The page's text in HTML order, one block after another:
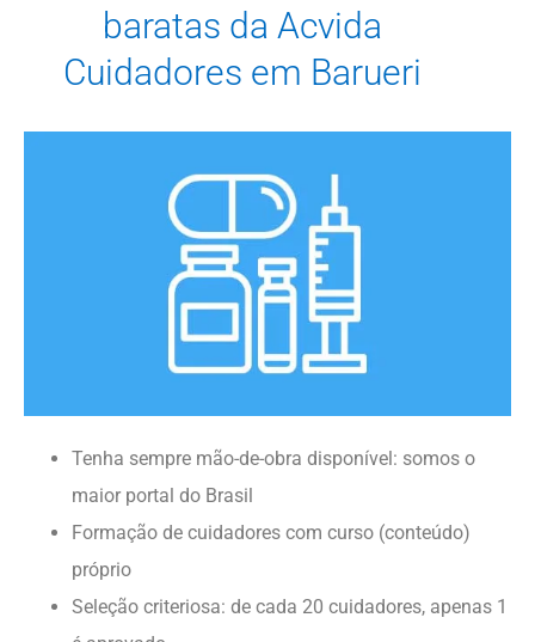
baratas da Acvida
Cuidadores em Barueri
Tenha sempre mão-de-obra disponível: somos o
maior portal do Brasil
Formação de cuidadores com curso (conteúdo)
próprio
Seleção criteriosa: de cada 20 cuidadores, apenas 1